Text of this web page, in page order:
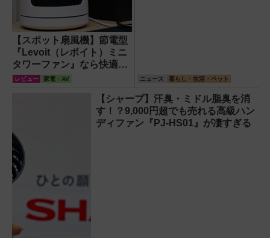
【スポット扇風機】節電型
『Levoit（レボイト）ミニ
タワーファン』なら快適・
安全・静音・コンパクトで
移動も簡単！【猛暑・酷暑
レビュー 家電・AV ニュース 暮らし・生活・ペット
【シャープ】汗臭・ミドル脂臭を消
す！？9,000円超でも売れる高級ハン
ディファン『PJ-HS01』が凄すぎる